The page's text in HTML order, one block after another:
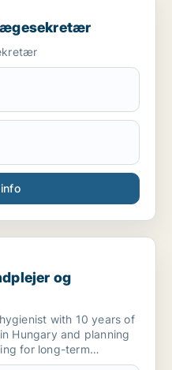
og klinikassistent
og
with 10 years of
Hungary and planning
for long-term
in Funen (Fyn),